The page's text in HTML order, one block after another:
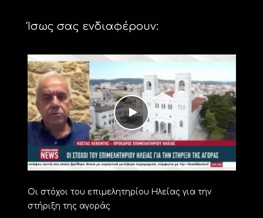
Ίσως σας ενδιαφέρουν:
Οι στόχοι του επιμελητηρίου Ηλείας για την
στήριξη της αγοράς